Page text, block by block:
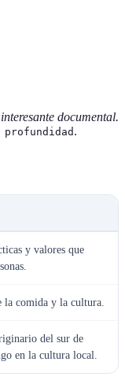
documental.
.
y valores que
la comida y la cultura.
del sur de
en la cultura local.